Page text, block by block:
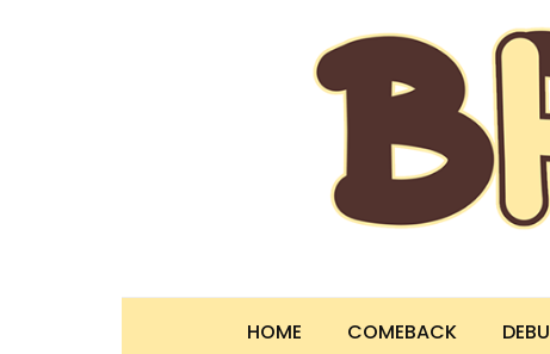
HOME COMEBACK